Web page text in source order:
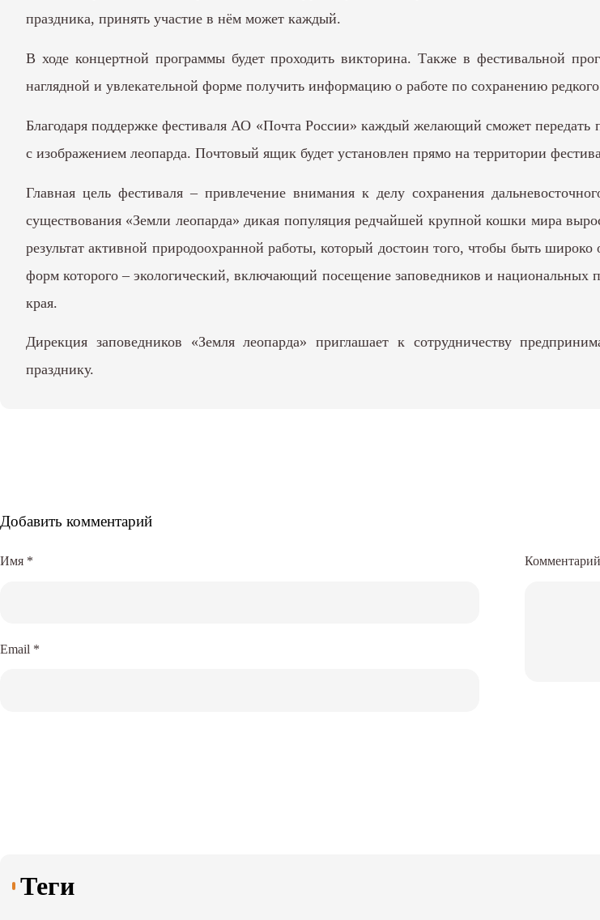
праздника, принять участие в нём может каждый.
В ходе концертной программы будет проходить викторина. Также в фестивальной
наглядной и увлекательной форме получить информацию о работе по сохранению
Благодаря поддержке фестиваля АО «Почта России» каждый желающий сможет передать
с изображением леопарда. Почтовый ящик будет установлен прямо на территории
Главная цель фестиваля – привлечение внимания к делу сохранения
существования «Земли леопарда» дикая популяция редчайшей крупной кошки мира
результат активной природоохранной работы, который достоин того, чтобы быть
форм которого – экологический, включающий посещение заповедников и
края.
Дирекция заповедников «Земля леопарда» приглашает к сотрудничеству
празднику.
Добавить комментарий
Комментарий
Имя *
Email *
Теги